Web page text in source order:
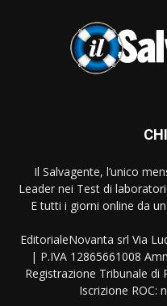
Il Salvagente, l’unico
Leader nei Test di
E tutti i giorni online da
EditorialeNovanta srl Via
| P.IVA 12865661008
Registrazione Tribunale di
Iscrizione ROC: